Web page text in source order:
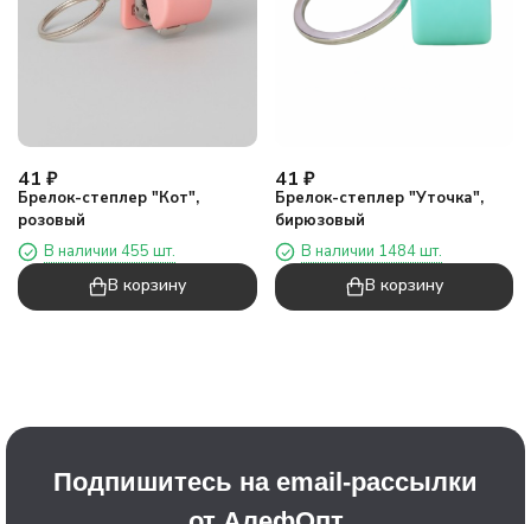
41 ₽
Брелок-степлер "Кот",
розовый
В наличии 455 шт.
В корзину
41 ₽
Брелок-степлер "Уточка",
бирюзовый
В наличии 1484 шт.
В корзину
Подпишитесь на email-рассылки